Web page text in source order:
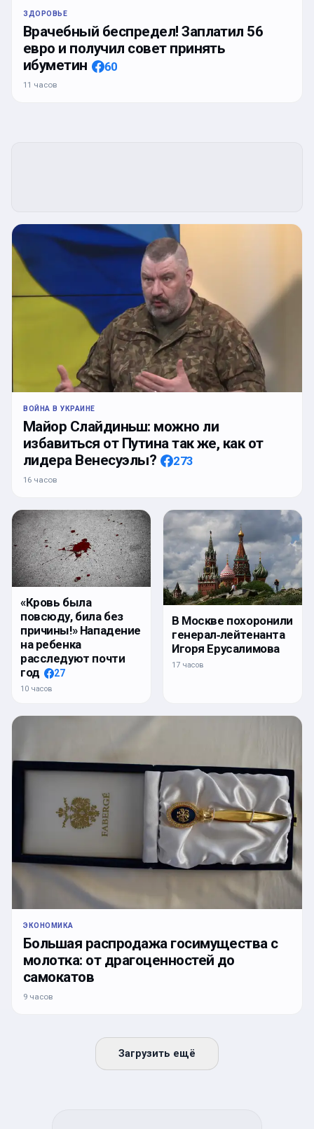
ЗДОРОВЬЕ
Врачебный беспредел! Заплатил 56
евро и получил совет принять
ибуметин
60
11 часов
ВОЙНА В УКРАИНЕ
Майор Слайдиньш: можно ли
избавиться от Путина так же, как от
лидера Венесуэлы?
273
16 часов
«Кровь была
повсюду, била без
причины!» Нападение
на ребенка
расследуют почти
год
27
10 часов
В Москве похоронили
генерал‑лейтенанта
Игоря Ерусалимова
17 часов
ЭКОНОМИКА
Большая распродажа госимущества с
молотка: от драгоценностей до
самокатов
9 часов
Загрузить ещё